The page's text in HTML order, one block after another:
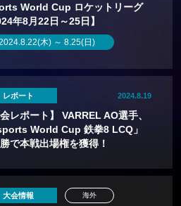
World Cup ロケットリーグ
年8月22日～25日】
木) ～ 8.25(日)
レポート 2024.8.19
会レポート】 VARREL AO選手、
World Cup 鉄拳8 LCQ」
で本戦出場権を獲得！
大会情報 海外